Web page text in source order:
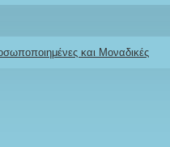
και Μοναδικές
βεραμάν»